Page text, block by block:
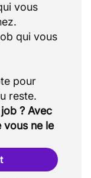
vous
qui vous
pour
? Avec
vous ne le